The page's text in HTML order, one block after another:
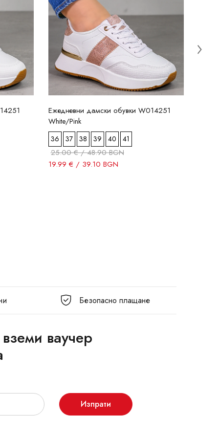
Ежедневни дамски обувки W014251
White/Pink
36 37 38 39 40 41
25.00 € / 48.90 BGN
19.99 € / 39.10 BGN
Безопасно плащане
ваучер
Изпрати